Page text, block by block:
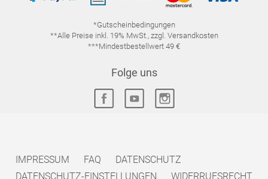
*Gutscheinbedingungen
**Alle Preise inkl. 19% MwSt., zzgl. Versandkosten
***Mindestbestellwert 49 €
Folge uns
IMPRESSUM FAQ
DATENSCHUTZ
DATENSCHUTZ-EINSTELLUNGEN
WIDERRUFSRECHT